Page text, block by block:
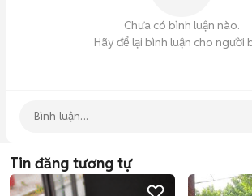
Chưa có bình luận nào.
Hãy để lại bình luận cho người
Tin đăng tương tự